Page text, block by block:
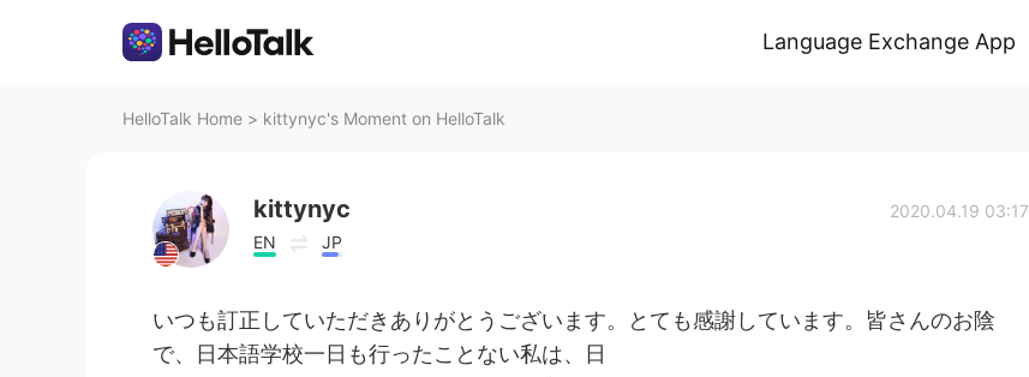
Language Exchange App
HelloTalk Home > kittynyc's Moment on HelloTalk
kittynyc
EN JP
2020.04.19 03:17
いつも訂正していただきありがとうございます。とても感謝しています。皆さんのお陰
で、日本語学校一日も行ったことない私は、日